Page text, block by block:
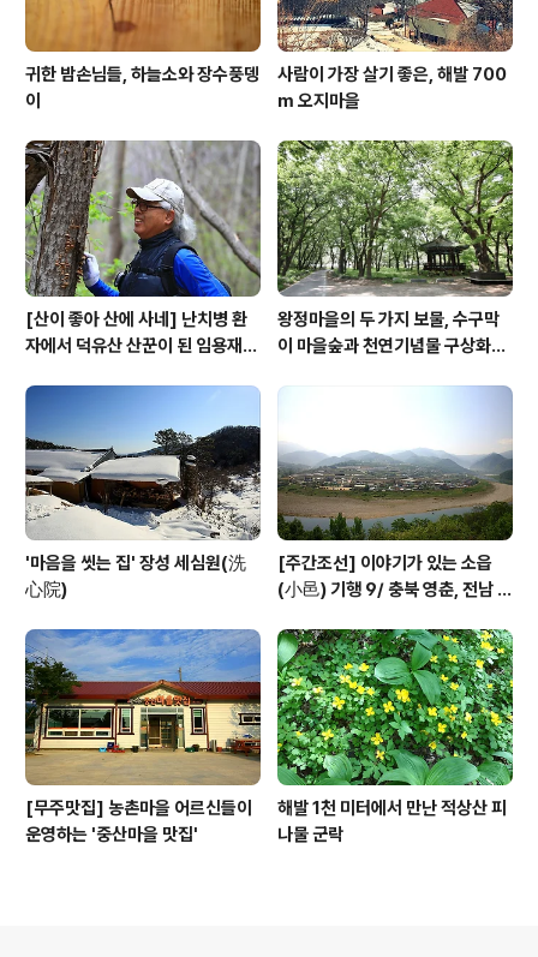
귀한 밤손님들, 하늘소와 장수풍뎅
이
사람이 가장 살기 좋은, 해발 700
m 오지마을
[산이 좋아 산에 사네] 난치병 환
자에서 덕유산 산꾼이 된 임용재
왕정마을의 두 가지 보물, 수구막
이 마을숲과 천연기념물 구상화강
'마음을 씻는 집' 장성 세심원(洗
心院)
[주간조선] 이야기가 있는 소읍
(小邑) 기행 9/ 충북 영춘, 전남 곡
[무주맛집] 농촌마을 어르신들이
운영하는 '중산마을 맛집'
해발 1천 미터에서 만난 적상산 피
나물 군락